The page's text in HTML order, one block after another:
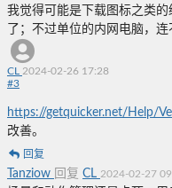
我觉得可能是下载图标之类
了；不过单位的内网电脑，
CL 2024-02-26 17:28
#3
https://getquicker.net/Help/
改善。
回复
Tanziow 回复 CL 2024-02-27